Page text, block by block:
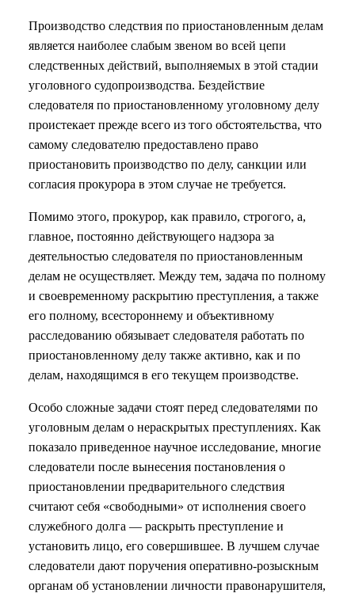
Производство следствия по приостановленным делам
является наиболее слабым звеном во всей цепи
следственных действий, выполняемых в этой стадии
уголовного судопроизводства. Бездействие
следователя по приостановленному уголовному делу
проистекает прежде всего из того обстоятельства, что
самому следователю предоставлено право
приостановить производство по делу, санкции или
согласия прокурора в этом случае не требуется.
Помимо этого, прокурор, как правило, строгого, а,
главное, постоянно действующего надзора за
деятельностью следователя по приостановленным
делам не осуществляет. Между тем, задача по полному
и своевременному раскрытию преступления, а также
его полному, всестороннему и объективному
расследованию обязывает следователя работать по
приостановленному делу также активно, как и по
делам, находящимся в его текущем производстве.
Особо сложные задачи стоят перед следователями по
уголовным делам о нераскрытых преступлениях. Как
показало приведенное научное исследование, многие
следователи после вынесения постановления о
приостановлении предварительного следствия
считают себя «свободными» от исполнения своего
служебного долга — раскрыть преступление и
установить лицо, его совершившее. В лучшем случае
следователи дают поручения оперативно-розыскным
органам об установлении личности правонарушителя,